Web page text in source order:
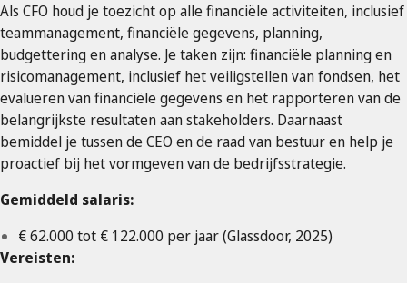
Als CFO houd je toezicht op alle financiële activiteiten, inclusief
teammanagement, financiële gegevens, planning,
budgettering en analyse. Je taken zijn: financiële planning en
risicomanagement, inclusief het veiligstellen van fondsen, het
evalueren van financiële gegevens en het rapporteren van de
belangrijkste resultaten aan stakeholders. Daarnaast
bemiddel je tussen de CEO en de raad van bestuur en help je
proactief bij het vormgeven van de bedrijfsstrategie.
Gemiddeld salaris:
€ 62.000 tot € 122.000 per jaar (Glassdoor, 2025)
Vereisten: